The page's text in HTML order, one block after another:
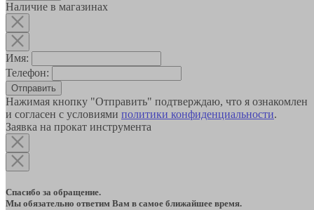
Наличие в магазинах
Имя:
Телефон:
Отправить
Нажимая кнопку "Отправить" подтверждаю, что я ознакомлен
и согласен с условиями политики конфиденциальности.
Заявка на прокат инструмента
Спасибо за обращение.
Мы обязательно ответим Вам в самое ближайшее время.